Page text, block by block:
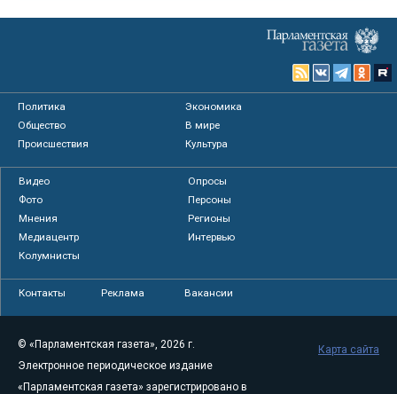
Политика
Экономика
Общество
В мире
Происшествия
Культура
Видео
Опросы
Фото
Персоны
Мнения
Регионы
Медиацентр
Интервью
Колумнисты
Контакты Реклама Вакансии
© «Парламентская газета», 2026 г.
Электронное периодическое издание
«Парламентская газета» зарегистрировано в
Карта сайта